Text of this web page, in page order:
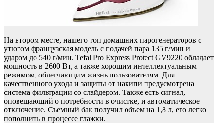
На втором месте, нашего топ домашних парогенераторов с
утюгом французская модель с подачей пара 135 г/мин и
ударом до 540 г/мин. Tefal Pro Express Protect GV9220 обладает
мощность в 2600 Вт, а также хорошим интеллектуальным
режимом, облегчающим жизнь пользователям. Для
качественного ухода и защиты от накипи предусмотрена
система фильтрации со слайдером. Также есть сигнал,
оповещающий о потребности в очистке, и автоматическое
отключение. Съемный бак получил объем на 1,8 л, его легко
пополнить в процессе глажки.